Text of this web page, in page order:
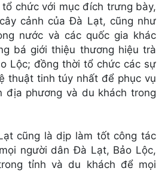
chức với mục đích trưng bày,
cảnh của Đà Lạt, cũng như
nước và các quốc gia khác
bá giới thiệu thương hiệu trà
Lộc; đồng thời tổ chức các sự
thuật tinh túy nhất để phục vụ
địa phương và du khách trong
cũng là dịp làm tốt công tác
người dân Đà Lạt, Bảo Lộc,
tỉnh và du khách để mọi